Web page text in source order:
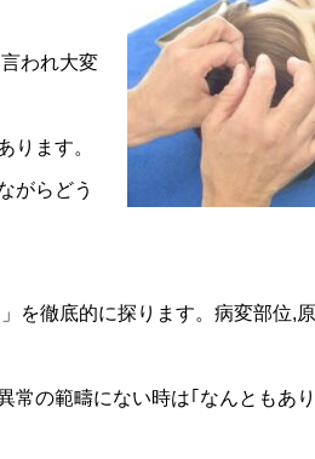
われ大変
ります。
がらどう
を徹底的に探ります。病変部位,
常の範疇にない時は｢なんともあ